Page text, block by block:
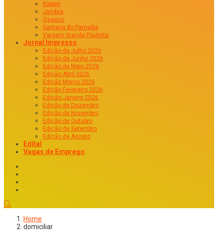
Itapevi
Jandira
Osasco
Santana do Parnaíba
Vargem Grande Paulista
Jornal Impresso
Edição de Julho 2026
Edição de Junho 2026
Edição de Maio 2026
Edição Abril 2026
Edição Março 2026
Edição Fevereiro 2026
Edição Janeiro 2026
Edição de Dezembro
Edição de Novembro
Edição de Outubro
Edição de Setembro
Edição de Agosto
Edital
Vagas de Emprego
Home
domiciliar